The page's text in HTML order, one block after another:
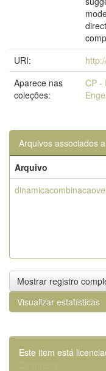
URI:
Aparece nas
coleções:
CP -
Arquivos associados
Arquivo
Mostrar registro
Visualizar estatísticas
Este item está
Commons